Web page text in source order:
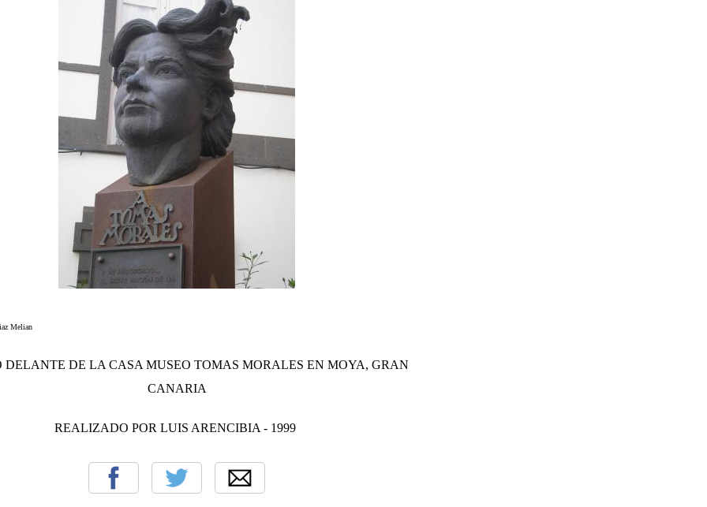
Melian
DELANTE DE LA CASA MUSEO TOMAS MORALES EN MOYA, GRAN
CANARIA
REALIZADO POR LUIS ARENCIBIA - 1999